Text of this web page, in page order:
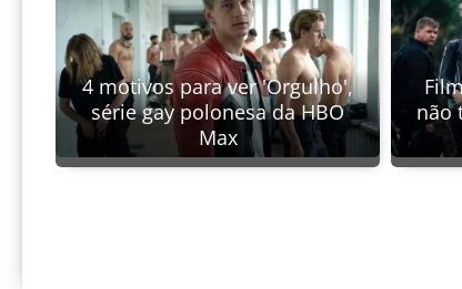
4 motivos para ver 'Orgulho',
série gay polonesa da HBO
Max
não